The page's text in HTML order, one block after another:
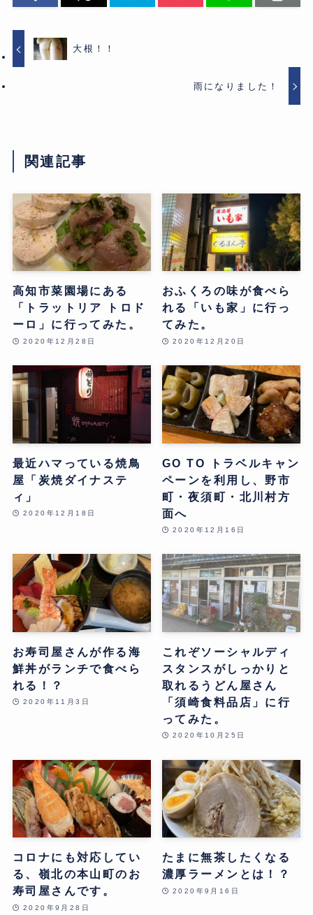
大根！！
雨になりました！
関連記事
高知市菜園場にある
「トラットリア トロド
ーロ」に行ってみた。
2020年12月28日
おふくろの味が食べら
れる「いも家」に行っ
てみた。
2020年12月20日
最近ハマっている焼鳥
屋「炭焼ダイナステ
ィ」
2020年12月18日
GO TO トラベルキャン
ペーンを利用し、野市
町・夜須町・北川村方
面へ
2020年12月16日
お寿司屋さんが作る海
鮮丼がランチで食べら
れる！？
2020年11月3日
これぞソーシャルディ
スタンスがしっかりと
取れるうどん屋さん
「須崎食料品店」に行
ってみた。
2020年10月25日
コロナにも対応してい
る、嶺北の本山町のお
寿司屋さんです。
2020年9月28日
たまに無茶したくなる
濃厚ラーメンとは！？
2020年9月16日